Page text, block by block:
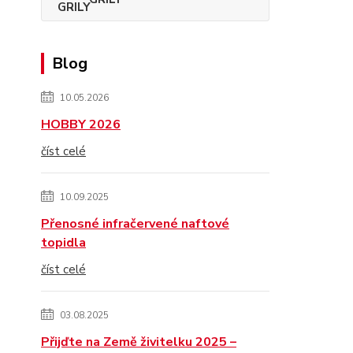
Blog
10.05.2026
HOBBY 2026
číst celé
10.09.2025
Přenosné infračervené naftové
topidla
číst celé
03.08.2025
Přijďte na Země živitelku 2025 –